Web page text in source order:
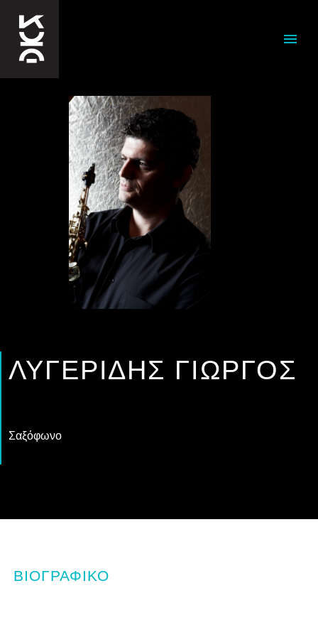
ΛΥΓΕΡΊΔΗΣ ΓΙΏΡΓΟΣ
Σαξόφωνο
ΒΙΟΓΡΑΦΙΚΌ